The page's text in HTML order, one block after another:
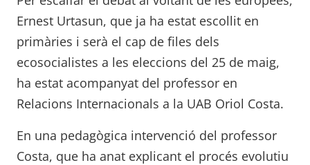
Ernest Urtasun, que ja ha estat escollit en
primàries i serà el cap de files dels
ecosocialistes a les eleccions del 25 de maig,
ha estat acompanyat del professor en
Relacions Internacionals a la UAB Oriol Costa.
En una pedagògica intervenció del professor
Costa, que ha anat explicant el procés evolutiu